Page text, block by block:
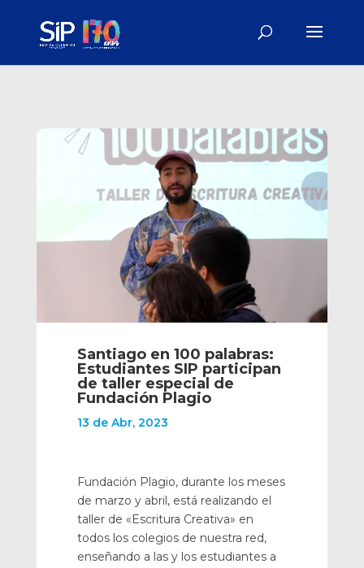
Santiago en 100 palabras:
Estudiantes SIP participan
de taller especial de
Fundación Plagio
13 de Abr, 2023
Fundación Plagio, durante los meses
de marzo y abril, está realizando el
taller de «Escritura Creativa» en
todos los colegios de nuestra red,
enseñando a las y los estudiantes a